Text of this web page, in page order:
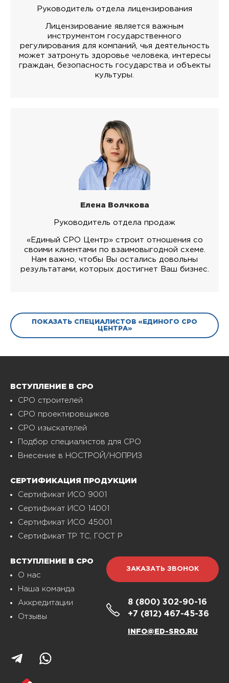
Руководитель отдела лицензирования
Лицензирование является важным
инструментом государственного
регулирования для компаний, чья деятельность
может затронуть здоровье человека, интересы
граждан, безопасность государства и объекты
культуры.
Елена Волчкова
Руководитель отдела продаж
«Единый СРО Центр» строит отношения со
своими клиентами по взаимовыгодной схеме.
Нам важно, чтобы Вы остались довольны
результатами, которых достигнет Ваш бизнес.
ПОКАЗАТЬ СПЕЦИАЛИСТОВ «ЕДИНОГО СРО
ЦЕНТРА»
ВСТУПЛЕНИЕ В СРО
СРО строителей
СРО проектировщиков
СРО изыскателей
Подбор специалистов для СРО
Внесение в НОСТРОЙ/НОПРИЗ
СЕРТИФИКАЦИЯ ПРОДУКЦИИ
Сертификат ИСО 9001
Сертификат ИСО 14001
Сертификат ИСО 45001
Сертификат ТР ТС, ГОСТ Р
ВСТУПЛЕНИЕ В СРО
О нас
Наша команда
Аккредитации
Отзывы
ЗАКАЗАТЬ ЗВОНОК
8 (800) 302-90-16
+7 (812) 467-45-36
INFO@ED-SRO.RU